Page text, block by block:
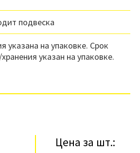
подвеска
указана на упаковке. Срок
указан на упаковке.
Цена за шт.: